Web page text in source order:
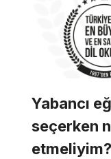
Yabancı
seçerken
etmeliyim?